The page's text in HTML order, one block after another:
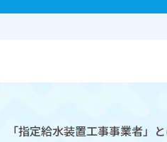
「指定給水装置工事事業者」